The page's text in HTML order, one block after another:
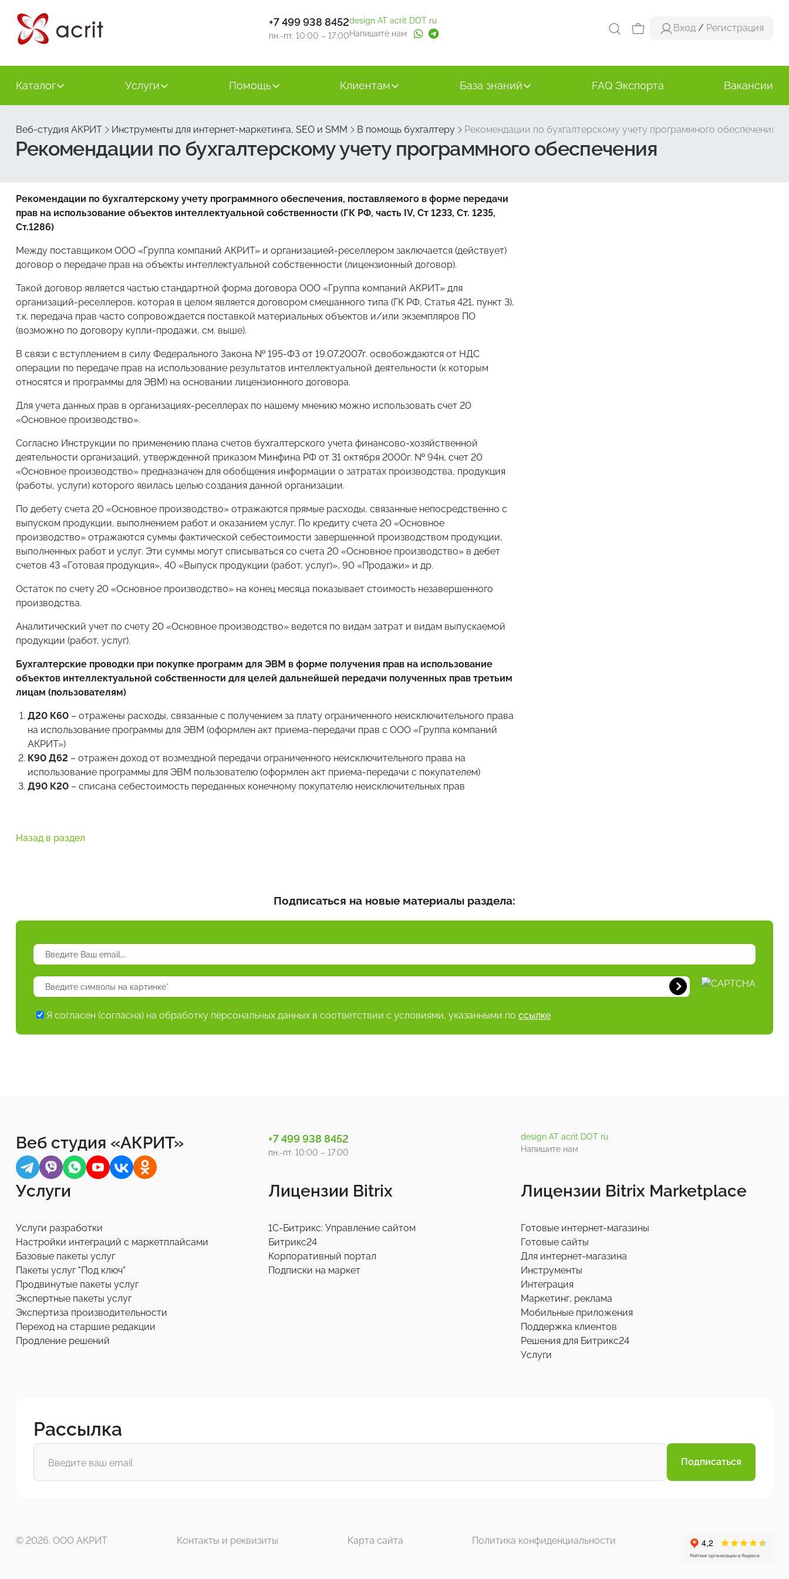
+7 499 938 8452
пн.-пт. 10:00 – 17:00
design AT acrit DOT ru
Напишите нам
Вход / Регистрация
Каталог Услуги Помощь Клиентам База знаний FAQ Экспорта Вакансии
Веб-студия АКРИТ Инструменты для интернет-маркетинга, SEO и SMM В помощь бухгалтеру Рекомендации по бухгалтерскому учету программного обеспечения
Рекомендации по бухгалтерскому учету программного обеспечения
Рекомендации по бухгалтерскому учету программного обеспечения, поставляемого в форме передачи
прав на использование объектов интеллектуальной собственности (ГК РФ, часть IV, Ст 1233, Ст. 1235,
Ст.1286)
Между поставщиком ООО «Группа компаний АКРИТ» и организацией-реселлером заключается (действует)
договор о передаче прав на объекты интеллектуальной собственности (лицензионный договор).
Такой договор является частью стандартной форма договора ООО «Группа компаний АКРИТ» для
организаций-реселлеров, которая в целом является договором смешанного типа (ГК РФ, Статья 421, пункт 3),
т.к. передача прав часто сопровождается поставкой материальных объектов и/или экземпляров ПО
(возможно по договору купли-продажи, см. выше).
В связи с вступлением в силу Федерального Закона № 195-ФЗ от 19.07.2007г. освобождаются от НДС
операции по передаче прав на использование результатов интеллектуальной деятельности (к которым
относятся и программы для ЭВМ) на основании лицензионного договора.
Для учета данных прав в организациях-реселлерах по нашему мнению можно использовать счет 20
«Основное производство».
Согласно Инструкции по применению плана счетов бухгалтерского учета финансово-хозяйственной
деятельности организаций, утвержденной приказом Минфина РФ от 31 октября 2000г. № 94н, счет 20
«Основное производство» предназначен для обобщения информации о затратах производства, продукция
(работы, услуги) которого явилась целью создания данной организации.
По дебету счета 20 «Основное производство» отражаются прямые расходы, связанные непосредственно с
выпуском продукции, выполнением работ и оказанием услуг. По кредиту счета 20 «Основное
производство» отражаются суммы фактической себестоимости завершенной производством продукции,
выполненных работ и услуг. Эти суммы могут списываться со счета 20 «Основное производство» в дебет
счетов 43 «Готовая продукция», 40 «Выпуск продукции (работ, услуг)», 90 «Продажи» и др.
Остаток по счету 20 «Основное производство» на конец месяца показывает стоимость незавершенного
производства.
Аналитический учет по счету 20 «Основное производство» ведется по видам затрат и видам выпускаемой
продукции (работ, услуг).
Бухгалтерские проводки при покупке программ для ЭВМ в форме получения прав на использование
объектов интеллектуальной собственности для целей дальнейшей передачи полученных прав третьим
лицам (пользователям)
Д20 К60 – отражены расходы, связанные с получением за плату ограниченного неисключительного права
на использование программы для ЭВМ (оформлен акт приема-передачи прав с ООО «Группа компаний
АКРИТ»)
К90 Д62 – отражен доход от возмездной передачи ограниченного неисключительного права на
использование программы для ЭВМ пользователю (оформлен акт приема-передачи с покупателем)
Д90 К20 – списана себестоимость переданных конечному покупателю неисключительных прав
Назад в раздел
Подписаться на новые материалы раздела:
Я согласен (согласна) на обработку персональных данных в соответствии с условиями, указанными по ссылке
Веб студия «АКРИТ» +7 499 938 8452
пн.-пт. 10:00 – 17:00
design AT acrit DOT ru
Напишите нам
Услуги
Услуги разработки
Настройки интеграций с маркетплайсами
Базовые пакеты услуг
Пакеты услуг "Под ключ"
Продвинутые пакеты услуг
Экспертные пакеты услуг
Экспертиза производительности
Переход на старшие редакции
Продление решений
Лицензии Bitrix
1С-Битрикс: Управление сайтом
Битрикс24
Корпоративный портал
Подписки на маркет
Лицензии Bitrix Marketplace
Готовые интернет-магазины
Готовые сайты
Для интернет-магазина
Инструменты
Интеграция
Маркетинг, реклама
Мобильные приложения
Поддержка клиентов
Решения для Битрикс24
Услуги
Рассылка
Подписаться
© 2026. ООО АКРИТ Контакты и реквизиты Карта сайта Политика конфиденциальности